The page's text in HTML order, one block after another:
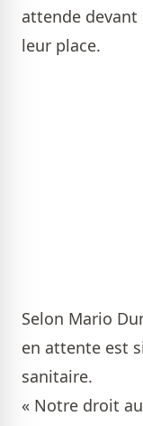
attende devant
leur place.
Selon Mario
en attente est
sanitaire.
« Notre droit